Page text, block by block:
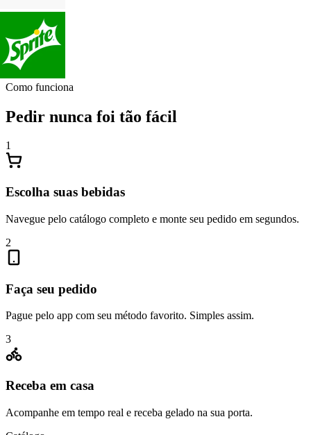
Como funciona
Pedir nunca foi tão fácil
1
Escolha suas bebidas
Navegue pelo catálogo completo e monte seu pedido em segundos.
2
Faça seu pedido
Pague pelo app com seu método favorito. Simples assim.
3
Receba em casa
Acompanhe em tempo real e receba gelado na sua porta.